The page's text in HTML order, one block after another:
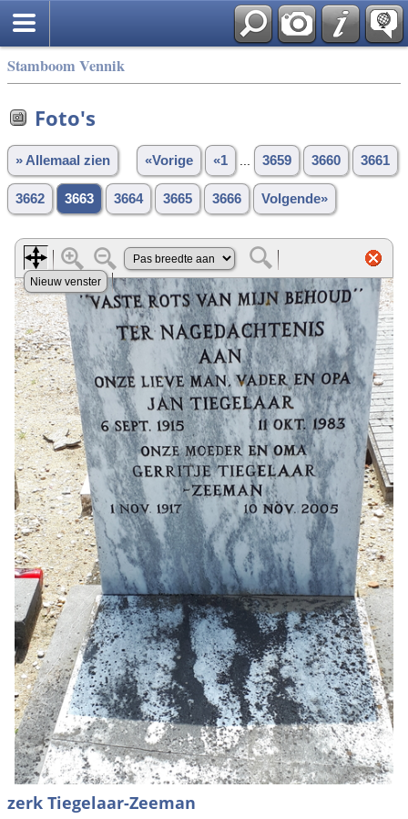
Stamboom Vennik
Foto's
» Allemaal zien «Vorige «1 3659 3660 3661
3662 3663 3664 3665 3666 Volgende»
zerk Tiegelaar-Zeeman